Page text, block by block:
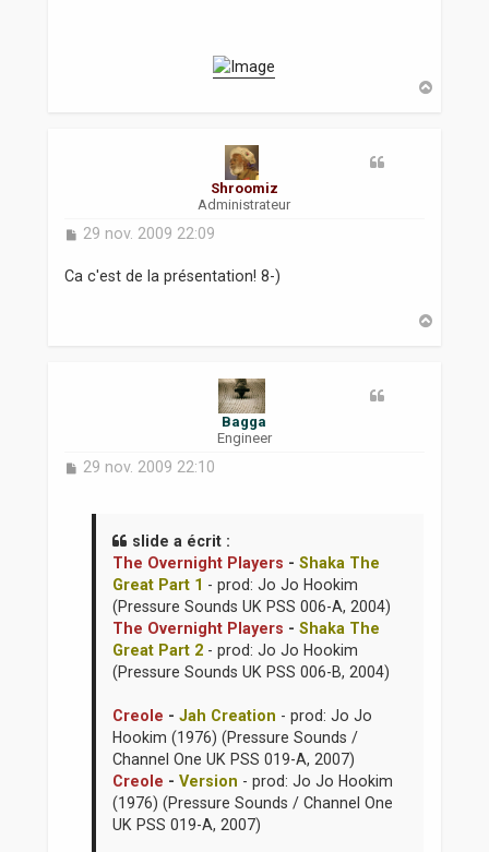
Shroomiz
Administrateur
M
s
29 nov. 2009 22:09
Ca c'est de la présentation! 8-)
Bagga
Engineer
M
29 nov. 2009 22:10
slide a écrit :
The Overnight Players - Shaka The
Great Part 1 - prod: Jo Jo Hookim
(Pressure Sounds UK PSS 006-A, 2004)
The Overnight Players - Shaka The
Great Part 2- prod: Jo Jo Hookim
(Pressure Sounds UK PSS 006-B, 2004)
Creole - Jah Creation - prod: Jo Jo
Hookim (1976) (Pressure Sounds /
Channel One UK PSS 019-A, 2007)
Creole - Version - prod: Jo Jo Hookim
(1976) (Pressure Sounds / Channel One
UK PSS 019-A, 2007)